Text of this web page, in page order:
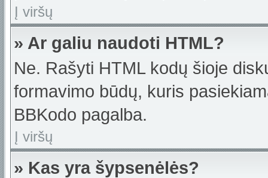
Į viršų
» Ar galiu naudoti HTML?
Ne. Rašyti HTML kodų šioje
formavimo būdų, kuris
BBKodo pagalba.
Į viršų
» Kas yra šypsenėlės?